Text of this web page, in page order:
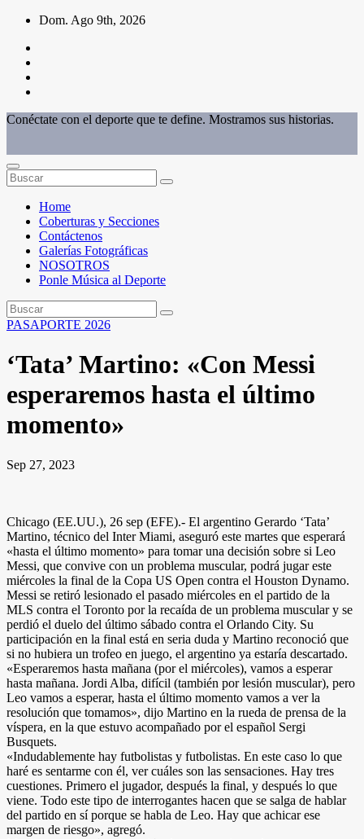
Saltar
contenido
Dom. Ago 9th, 2026
Conéctate con el deporte que te define. Mostramos sus historias.
Home
Coberturas y Secciones
Contáctenos
Galerías Fotográficas
NOSOTROS
Ponle Música al Deporte
PASAPORTE 2026
‘Tata’ Martino: «Con Messi
esperaremos hasta el último
momento»
Sep 27, 2023
Chicago (EE.UU.), 26 sep (EFE).- El argentino Gerardo ‘Tata’
Martino, técnico del Inter Miami, aseguró este martes que esperará
«hasta el último momento» para tomar una decisión sobre si Leo
Messi, que convive con un problema muscular, podrá jugar este
miércoles la final de la Copa US Open contra el Houston Dynamo.
Messi se retiró lesionado el pasado miércoles en el partido de la
MLS contra el Toronto por la recaída de un problema muscular y se
perdió el duelo del último sábado contra el Orlando City. Su
participación en la final está en seria duda y Martino reconoció que
si no hubiera un trofeo en juego, el argentino ya estaría descartado.
«Esperaremos hasta mañana (por el miércoles), vamos a esperar
hasta mañana. Jordi Alba, difícil (también por lesión muscular), pero
Leo vamos a esperar, hasta el último momento vamos a ver la
resolución que tomamos», dijo Martino en la rueda de prensa de la
víspera, en la que estuvo acompañado por el español Sergi
Busquets.
«Indudablemente hay futbolistas y futbolistas. En este caso lo que
haré es sentarme con él, ver cuáles son las sensaciones. Hay tres
cuestiones. Primero el jugador, después la final, y después lo que
viene. Todo este tipo de interrogantes hacen que se salga de hablar
del partido en sí porque se habla de Leo. Hay que achicar ese
margen de riesgo», agregó.